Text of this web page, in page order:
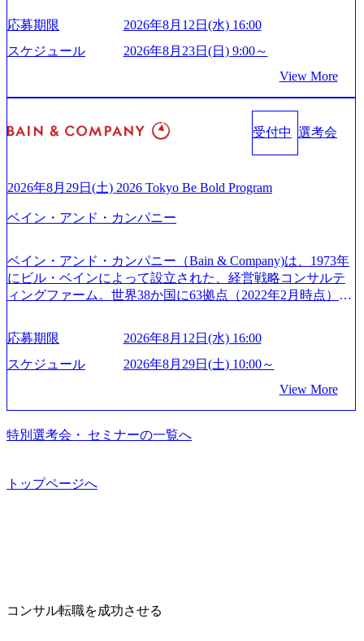
ため事業創造の自由度が高く、赤字事業でも投資して長期
的な成長を若手に任せられる環境 対面でのコミュニケーシ
ョンメリットを重視するため出社勤務。1日の労働時間平均
ア組織） 2026年8月22日(土) 10:00～最長16:00 2026年8月10
日(月) 16:00 ※応募者が定員を上回る場合は、厳正なる審査
の上参加者を決定させていただきます。ご了承ください。
● 当日の流れ 受付 → 会社説明会 → 面接(会社説明会終了
後、随時ご案内) ※全てリモートにて実施します。 ※参加
通常の選考フローと異なり、事前に適性検査をご受検いた
ションサーチになります。 ご経験やスキル、そして適性や
きます。 ※本求人はレバテック株式会社の雇用となりま
す。 ※案件によっては客先に出向いての作業も発生しま
す。 ＜ITコンサルタント＞ Webアプリケーション、SaaS系
模基幹システムにおける最上流のPoC(概念実証)支援から構
想策定、開発マネジメント支援までを一気通貫で担当して
います。 生成AIなどの最新技術とシステムを活用し、顧客
の業務革新と効率化の実現に貢献します。 ＜PL/PM＞ 顧客
の要望を深くヒアリングし、企画構想からアジャイル開発
による開発支援までを一気通貫で推進していただきます。
プロジェクト提案・推進の中核として、企画・要件定義か
流での現状分析、顧客ヒアリング、戦略策定、技術選定、
ルティング領域)から参画いただきます。 課題選定から顧客
6218) 大手広告代理店出身者などマーケティングのトップ人
材が集結するワケ (https://markezine.jp/article/detail/45446) エン
ジニアからコンサルタントへ。会社に入って、何が変わっ
た？ (https://www.businessinsider.jp/post-288838) プラダ：ラグ
nture.com/jp-ja/case-studies/song/prada-luxury-product-customizati
on) 大正製薬：ITカーブアウト支援 (https://www.accenture.co
m/jp-ja/case-studies/consulting/taisho-pharmaceutical)（ストラテ
ジー & コンサルティング） ソフトバンク：初のオンライン
s://www.accenture.com/jp-ja/case-studies/communications-media/so
する「保安ネット」を構築。省庁DXの先進事例を実現 (http
ry-safety-network)（公共サービス） カルビー：SAP HANAの
導入で基幹システムを刷新 (https://www.accenture.com/jp-ja/ca
se-studies/consumer-goods-services/calbee)（消費財・サービ
る 日本では2.3万人以上の従業員を擁しており(会計系BIG4
を上回る規模感)、営業利益率も約15％と驚異的な数字とな
を遂げていることから、今後も高い成長が見込まれる 多く
の技術者を抱えており、アビームコンサルティングに続い
て日本国内2番目にSAP認定コンサルタント制度の有資格者
数が多く、特にIT領域に強みを持つ グローバルのポジショ
ーケットプレイス」が存在し、本ツールを活用で上司の引
職率も21.8%（2023年12月時点）とフレキシブルな働き方を
供している日系最大級の総合コンサルティングファーム
『Build Beyond As One ®.』をブランドメッセージに掲げ、
企業や組織の変革を通じて社会や産業の課題を解決し、未
確実な実現と社会的価値及び経済的価値の追求にも貢献 NE
Cとの戦略的資本提携も実現して、現在はNECのグループ会
シングなどの専門知識と、豊富な経験を持つ約6,000名を超
えるプロフェッショナルを有する 金融、製造、流通、エネ
トとしている SAP領域においては日本市場No.1を誇り、全
定コンサルタント資格を取得している また、日本国内企業
資格も保有、さまざまな業界・業種でのプロジェクト実績
と蓄積されたノウハウを基に独自の方法論やテンプレート
を開発し、それらを活用してお客様に最適なSAPコンサル
ティングサービスを提供する https://storage.googleapis.com/our
96dc8f2-7d54-42b9-a7ae-8c532c52d3d8_1200x678.webp アビー
ムコンサルティング会社資料 (https://www.abeam.com/content/
dam/abeam/jp/ja/about/company/ABeamConsultingCompanyProfil
e_jpn_4.pdf) 『SAP AWARD OF EXCELLENCE 2024』にお
ルティング、社員の健康改善を支援 食事・睡眠など可視
w.businessinsider.jp/post-283587) アサヒグループホールディン
ンサルティング会社となり、今後も成長性が大きくみられ
応募期限
2026年8月12日(水) 16:00
スケジュール
2026年8月23日(日) 9:00～
View More
受付中 選考会
2026年8月29日(土) 2026 Tokyo Be Bold Program
ベイン・アンド・カンパニー
ベイン・アンド・カンパニー（Bain & Company)は、1973年
にビル・ベインによって設立された、経営戦略コンサルテ
ィングファーム。世界38か国に63拠点（2022年2月時点）、
アントにお届けするのは単なるレポートではなく、『結
果』である。」この原則のもと、ベインは1973年に創業さ
れた。クライアントが不確かな未来の中、競争に勝てるよ
に、提言を具体的な行動に落とし込んでいる。 徹底した
「結果主義」を標榜。クライアントのフルポテンシャル実
現を目標に、具体的に目に見える成果を出すことを信条と
（真北）という言葉がよくつかわれる。針が少し東に傾い
外オフィスへのトランスファー制度などが充実している。
東京オフィスに来るグローバルメンバーも多く、グローバ
応募期限
2026年8月12日(水) 16:00
スケジュール
2026年8月29日(土) 10:00～
View More
特別選考会・ セミナーの一覧へ
トップページへ
コンサル転職を成功させる